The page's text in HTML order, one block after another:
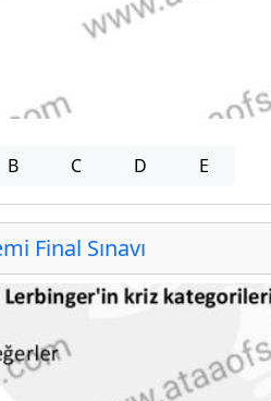
B C D E
Final Sınavı